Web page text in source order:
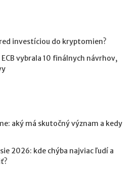
investíciou do kryptomien?
vybrala 10 finálnych návrhov,
aký má skutočný význam a kedy
2026: kde chýba najviac ľudí a